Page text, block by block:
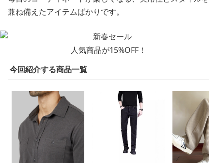
兼ね備えたアイテムばかりです。
人気商品が15%OFF！
今回紹介する商品一覧